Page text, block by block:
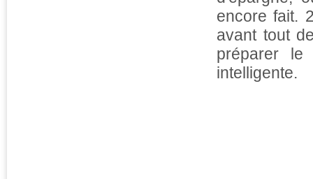
encore fait.
avant tout
préparer
intelligente.